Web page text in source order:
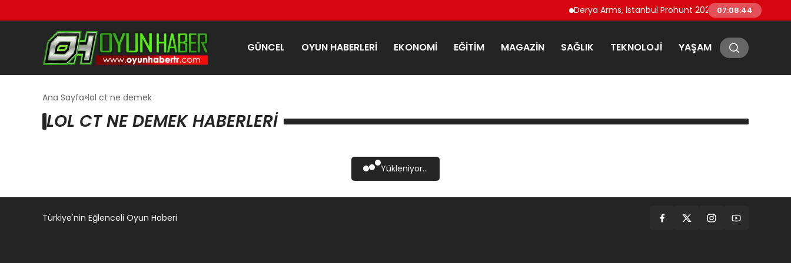
Derya Arms, İstanbul Prohunt 2026’da yeni nesil
07:08:44
GÜNCEL OYUN HABERLERI EKONOMI EĞITIM MAGAZIN SAĞLIK TEKNOLOJI YAŞAM
Ana Sayfa lol ct ne demek
LOL CT NE DEMEK HABERLERI
Yükleniyor...
Türkiye'nin Eğlenceli Oyun Haberi